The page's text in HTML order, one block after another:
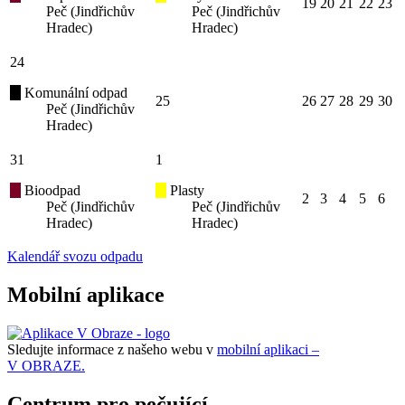
Peč (Jindřichův
Hradec)
Peč (Jindřichův
Hradec)
19 20 21 22 23
24
Komunální odpad
Peč (Jindřichův
Hradec)
25 26 27 28 29 30
31
Bioodpad
Peč (Jindřichův
Hradec)
1
Plasty
Peč (Jindřichův
Hradec)
2 3 4 5 6
Kalendář svozu odpadu
Mobilní aplikace
Sledujte informace z našeho webu v mobilní aplikaci –
V OBRAZE.